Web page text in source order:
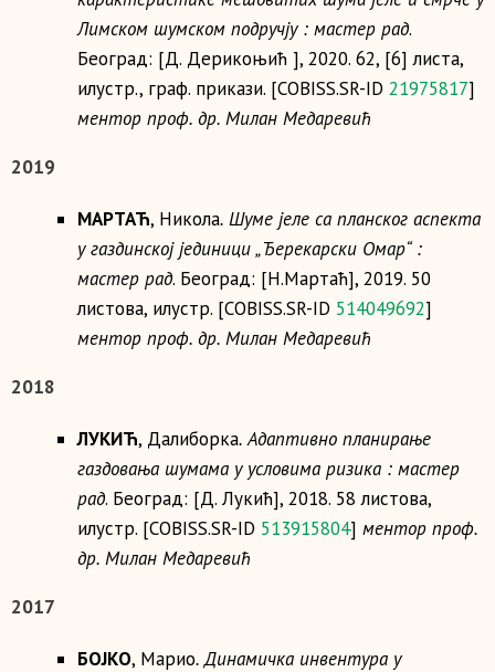
Лимском шумском подручју : мастер рад.
Београд: [Д. Дерикоњић ], 2020. 62, [6] листа,
илустр., граф. прикази. [COBISS.SR-ID 21975817]
ментор проф. др. Милан Медаревић
2019
МАРТАЋ, Никола. Шуме јеле са планског аспекта
у газдинској јединици „Ђерекарски Омар“ :
мастер рад. Београд: [Н.Мартаћ], 2019. 50
листова, илустр. [COBISS.SR-ID 514049692]
ментор проф. др. Милан Медаревић
2018
ЛУКИЋ, Далиборка. Адаптивно планирање
газдовања шумама у условима ризика : мастер
рад. Београд: [Д. Лукић], 2018. 58 листова,
илустр. [COBISS.SR-ID 513915804] ментор проф.
др. Милан Медаревић
2017
БОЈКО, Марио. Динамичка инвентура у